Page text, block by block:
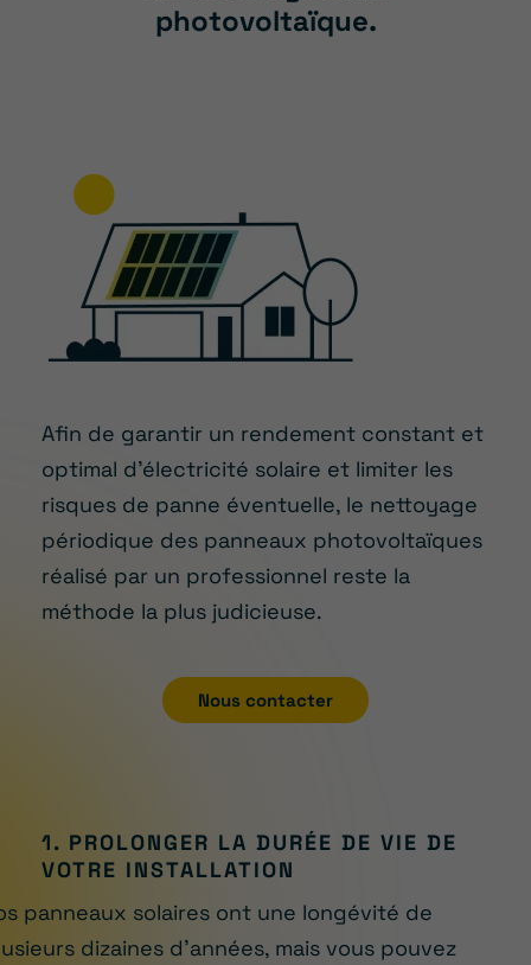
photovoltaïque.
Afin de garantir un rendement constant et
optimal d’électricité solaire et limiter les
risques de panne éventuelle, le nettoyage
périodique des panneaux photovoltaïques
réalisé par un professionnel reste la
méthode la plus judicieuse.
Nous contacter
1. PROLONGER LA DURÉE DE VIE DE
VOTRE INSTALLATION
panneaux solaires ont une longévité de
dizaines d’années, mais vous pouvez